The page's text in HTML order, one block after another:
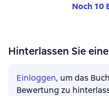
Noch 10
Hinterlassen Sie
Einloggen, um das
Bewertung zu